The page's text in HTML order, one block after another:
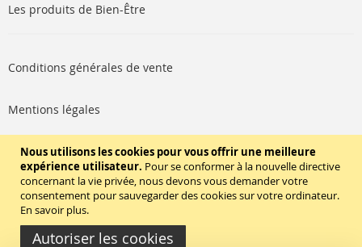
Nous utilisons les cookies pour vous offrir une meilleure
expérience utilisateur. Pour se conformer à la nouvelle directive
concernant la vie privée, nous devons vous demander votre
consentement pour sauvegarder des cookies sur votre ordinateur.
En savoir plus.
Autoriser les cookies
Les produits de Bien-Être
Conditions générales de vente
Mentions légales
Politique de cookies
SUIVEZ-NOUS